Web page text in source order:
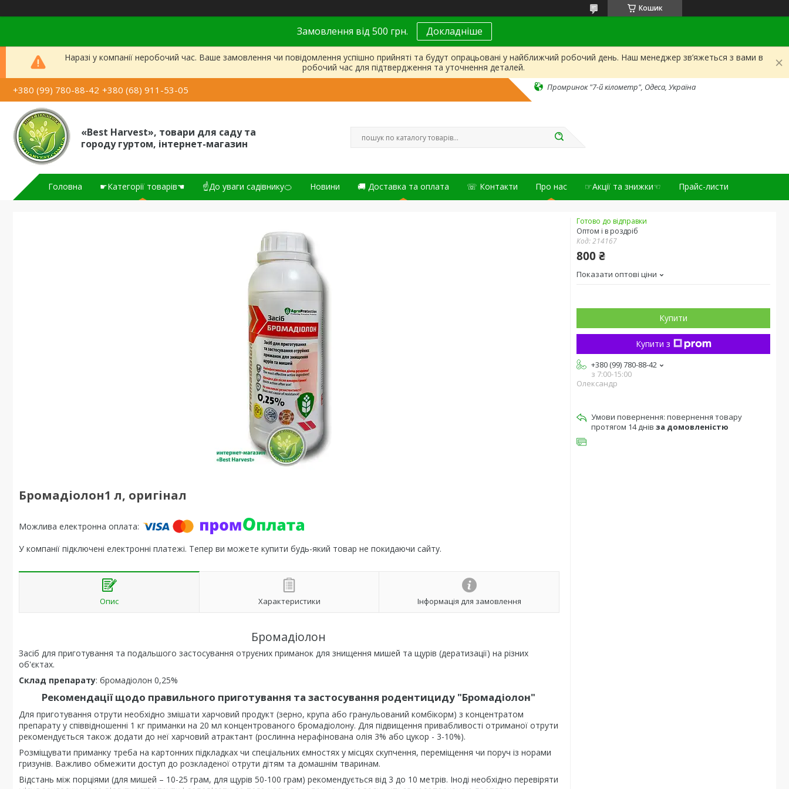
Кошик
Замовлення від 500 грн. Докладніше
Наразі у компанії неробочий час. Ваше замовлення чи повідомлення успішно прийняті та будут опрацьовані у найближчий робочий день. Наш менеджер зв’яжеться з вами в
робочий час для підтвердження та уточнення деталей.
+380 (99) 780-88-42 +380 (68) 911-53-05 Промринок "7-й кілометр", Одеса, Україна
«Best Harvest», товари для саду та
городу гуртом, інтернет-магазин
Головна ☛Категорії товарів☚ ☝До уваги садівнику🍊 Новини 🚚 Доставка та оплата ☏ Контакти Про нас ☞Акції та знижки☜ Прайс-листи
Бромадіолон1 л, оригінал
У компанії підключені електронні платежі. Тепер ви можете купити будь-який товар не покидаючи сайту.
Опис Характеристики Інформація для замовлення
Бромадіолон
Засіб для приготування та подальшого застосування отруєних приманок для знищення мишей та щурів (дератизації) на різних
об'єктах.
Склад препарату: бромадіолон 0,25%
Рекомендації щодо правильного приготування та застосування родентициду "Бромадіолон"
Для приготування отрути необхідно змішати харчовий продукт (зерно, крупа або гранульований комбікорм) з концентратом
препарату у співвідношенні 1 кг приманки на 20 мл концентрованого бромадіолону. Для підвищення привабливості отриманої отрути
рекомендується також додати до неї харчовий атрактант (рослинна нерафінована олія 3% або цукор - 3-10%).
Розміщувати приманку треба на картонних підкладках чи спеціальних ємностях у місцях скупчення, переміщення чи поруч із норами
гризунів. Важливо обмежити доступ до розкладеної отрути дітям та домашнім тваринам.
Відстань між порціями (для мишей – 10-25 грам, для щурів 50-100 грам) рекомендується від 3 до 10 метрів. Іноді необхідно перевіряти
Готово до відправки
Оптом і в роздріб
Код:214167
800 ₴
Показати оптові ціни
Купити
Купити з
+380 (99) 780-88-42
з 7:00-15:00
Олександр
повернення товару
протягом 14 днів за домовленістю